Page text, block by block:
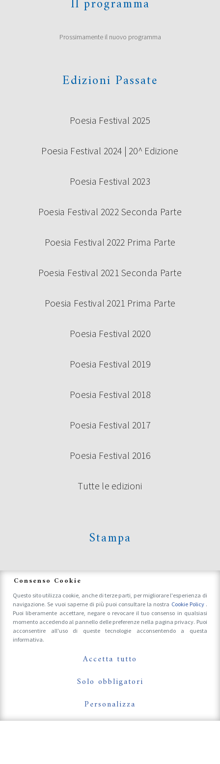
Il programma
Prossimamente il nuovo programma
Edizioni Passate
Poesia Festival 2025
Poesia Festival 2024 | 20^ Edizione
Poesia Festival 2023
Poesia Festival 2022 Seconda Parte
Poesia Festival 2022 Prima Parte
Poesia Festival 2021 Seconda Parte
Poesia Festival 2021 Prima Parte
Poesia Festival 2020
Poesia Festival 2019
Poesia Festival 2018
Poesia Festival 2017
Poesia Festival 2016
Tutte le edizioni
Stampa
Accrediti Stampa e Fotografi
Follow Us On
Consenso Cookie
Questo sito utilizza cookie, anche di terze parti, per migliorare l'esperienza di
navigazione. Se vuoi saperne di più puoi consultare la nostra Cookie Policy .
Puoi liberamente accettare, negare o revocare il tuo consenso in qualsiasi
momento accedendo al pannello delle preferenze nella pagina privacy. Puoi
acconsentire all'uso di queste tecnologie acconsentendo a questa
informativa.
Accetta tutto
Solo obbligatori
Personalizza